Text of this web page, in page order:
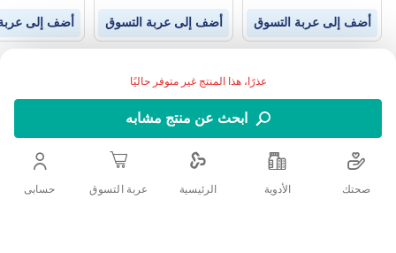
عذرًا، هذا المنتج غير متوفر حاليًا
ابحث عن منتج مشابه
أضف إلى عربة التسوق أضف إلى عربة التسوق أضف إلى
صحتك الأدوية الرئيسية عربة التسوق حسابى